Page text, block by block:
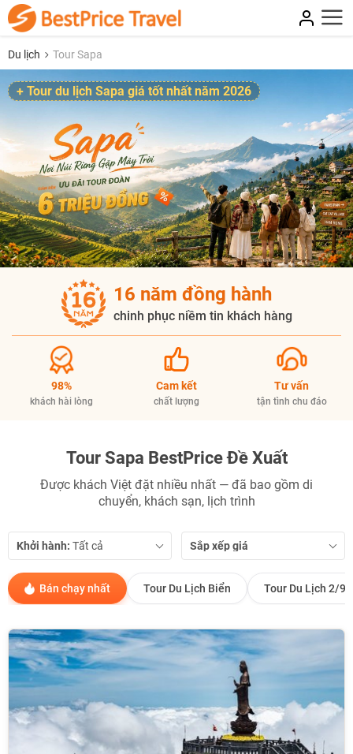
Du lịch Tour Sapa
+ Tour du lịch Sapa giá tốt nhất năm 2026
16 năm đồng hành
chinh phục niềm tin khách hàng
98%
khách hài lòng
Cam kết
chất lượng
Tư vấn
tận tình chu đáo
Tour Sapa BestPrice Đề Xuất
Được khách Việt đặt nhiều nhất — đã bao gồm di
chuyển, khách sạn, lịch trình
Khởi hành: Sắp xếp giá
Bán chạy nhất Tour Du Lịch Biển Tour Du Lịch 2/9